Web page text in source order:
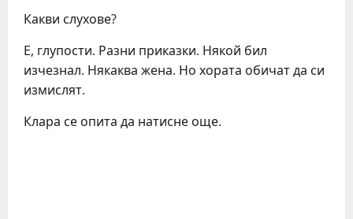
Какви слухове?
Е, глупости. Разни приказки. Някой бил
изчезнал. Някаква жена. Но хората обичат да си
измислят.
Клара се опита да натисне още.